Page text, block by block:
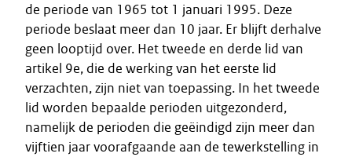
de periode van 1965 tot 1 januari 1995. Deze
periode beslaat meer dan 10 jaar. Er blijft derhalve
geen looptijd over. Het tweede en derde lid van
artikel 9e, die de werking van het eerste lid
verzachten, zijn niet van toepassing. In het tweede
lid worden bepaalde perioden uitgezonderd,
namelijk de perioden die geëindigd zijn meer dan
vijftien jaar voorafgaande aan de tewerkstelling in